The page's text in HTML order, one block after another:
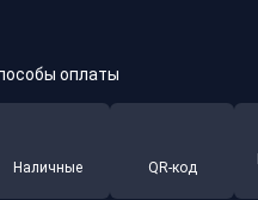
оплаты
Наличные QR-код